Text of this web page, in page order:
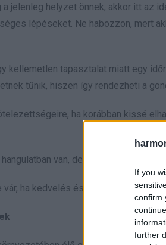
If you
confirm
further
a jelenleg helyzet önnek, akkor itt az
lépéseket. Ne habozzon, mert
kellemetlen tapasztalat miatt egy
tűnik, hiszen így rendezheti a
ha korábban kissé
van, de ez nem ok arra,
ha kedvelés és a „sok